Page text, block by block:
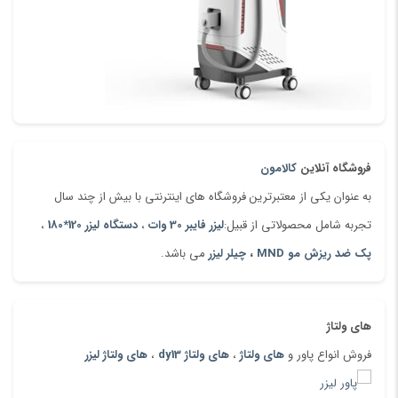
فروشگاه آنلاین کالامون
به عنوان یکی از معتبرترین فروشگاه های اینترنتی با بیش از چند سال
تجربه شامل محصولاتی از قبیل:لیزر فایبر 30 وات ، دستگاه لیزر 120*180
،
پک ضد ریزش مو MND
، چیلر لیزر می باشد.
های ولتاژ
فروش انواع پاور و های ولتاژ ، های ولتاژ dy13 ، های ولتاژ لیزر
نوع اتصال : ۱HI-SPEED USB 2.0 HOST , 1 HI-SPEED USB
2.0 DEVICE , 1 ETHERNET 10/100/1000 , 2 INTERNAL USB